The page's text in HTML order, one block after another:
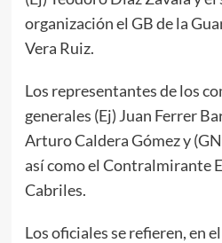
organización el GB de la
Vera Ruiz.
Los representantes de los
generales (Ej) Juan Ferrer
Arturo Caldera Gómez y
así como el Contralmirante
Cabriles.
Los oficiales se refieren, en